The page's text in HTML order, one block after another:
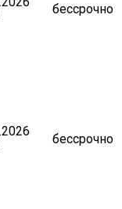
бессрочно
бессрочно